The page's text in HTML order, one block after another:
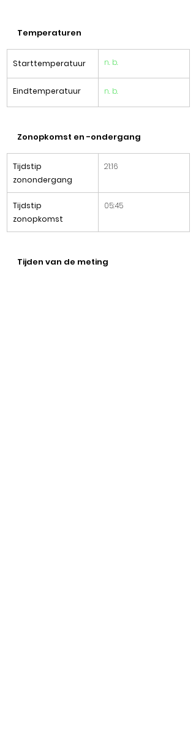
Temperaturen
Starttemperatuur n. b.
Eindtemperatuur n. b.
Zonopkomst en -ondergang
Tijdstip
zonondergang
​21:16
Tijdstip
zonopkomst
05:45
Tijden van de meting